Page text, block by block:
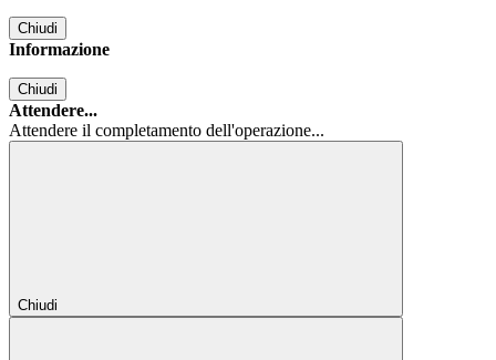
Chiudi
Informazione
Chiudi
Attendere...
Attendere il completamento dell'operazione...
Chiudi